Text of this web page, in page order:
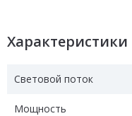
Характеристики
Световой поток
Мощность